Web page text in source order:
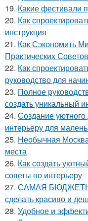
19. Какие фестивали
20. Как
инструкция
21. Как Сэкономить
Практических Советов
22. Как
руководство для
23. Полное
создать уникальный
24. Создание
интерьеру для
25. Необычная
места
26. Как создать
советы по интерьеру
27. САМАЯ
сделать красиво и
28. Удобное и